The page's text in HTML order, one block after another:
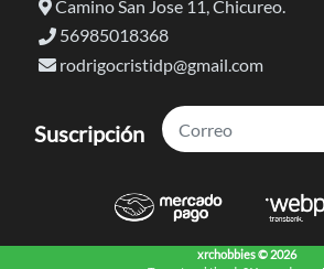
Camino San Jose 11, Chicureo.
56985018368
rodrigocristidp@gmail.com
Suscripción
xrchobbies © 2026